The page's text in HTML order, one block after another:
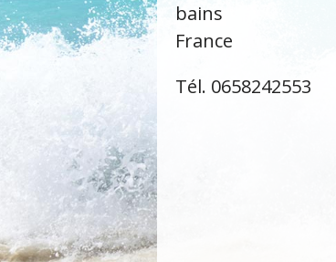
bains
France
Tél. 0658242553